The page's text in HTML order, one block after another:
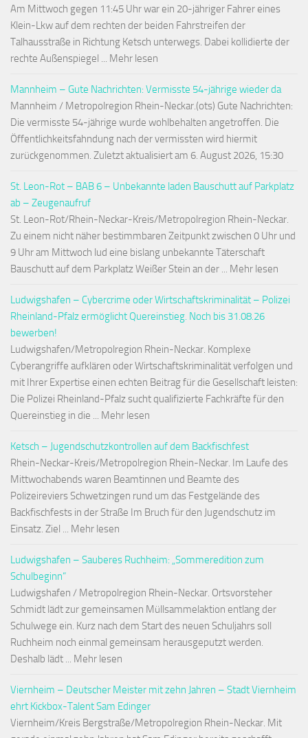
Am Mittwoch gegen 11:45 Uhr war ein 20-jähriger Fahrer eines
Klein-Lkw auf dem rechten der beiden Fahrstreifen der
Talhausstraße in Richtung Ketsch unterwegs. Dabei kollidierte der
rechte Außenspiegel ... Mehr lesen
Mannheim – Gute Nachrichten: Vermisste 54-jährige wieder da
Mannheim / Metropolregion Rhein-Neckar.(ots) Gute Nachrichten:
Die vermisste 54-jährige wurde wohlbehalten angetroffen. Die
Öffentlichkeitsfahndung nach der vermissten wird hiermit
zurückgenommen. Zuletzt aktualisiert am 6. August 2026, 15:30
St. Leon-Rot – BAB 6 – Unbekannte laden Bauschutt auf Parkplatz
ab – Zeugenaufruf
St. Leon-Rot/Rhein-Neckar-Kreis/Metropolregion Rhein-Neckar.
Zu einem nicht näher bestimmbaren Zeitpunkt zwischen 0 Uhr und
9 Uhr am Mittwoch lud eine bislang unbekannte Täterschaft
Bauschutt auf dem Parkplatz Weißer Stein an der ... Mehr lesen
Ludwigshafen – Cybercrime oder Wirtschaftskriminalität – Polizei
Rheinland-Pfalz ermöglicht Quereinstieg. Noch bis 31.08.26
bewerben!
Ludwigshafen/Metropolregion Rhein-Neckar. Komplexe
Cyberangriffe aufklären oder Wirtschaftskriminalität verfolgen und
mit Ihrer Expertise einen echten Beitrag für die Gesellschaft leisten:
Die Polizei Rheinland-Pfalz sucht qualifizierte Fachkräfte für den
Quereinstieg in die ... Mehr lesen
Ketsch – Jugendschutzkontrollen auf dem Backfischfest
Rhein-Neckar-Kreis/Metropolregion Rhein-Neckar. Im Laufe des
Mittwochabends waren Beamtinnen und Beamte des
Polizeireviers Schwetzingen rund um das Festgelände des
Backfischfests in der Straße Im Bruch für den Jugendschutz im
Einsatz. Ziel ... Mehr lesen
Ludwigshafen – Sauberes Ruchheim: „Sommeredition zum
Schulbeginn“
Ludwigshafen / Metropolregion Rhein-Neckar. Ortsvorsteher
Schmidt lädt zur gemeinsamen Müllsammelaktion entlang der
Schulwege ein. Kurz nach dem Start des neuen Schuljahrs soll
Ruchheim noch einmal gemeinsam herausgeputzt werden.
Deshalb lädt ... Mehr lesen
Viernheim – Deutscher Meister mit zehn Jahren – Stadt Viernheim
ehrt Kickbox-Talent Sam Edinger
Viernheim/Kreis Bergstraße/Metropolregion Rhein-Neckar. Mit